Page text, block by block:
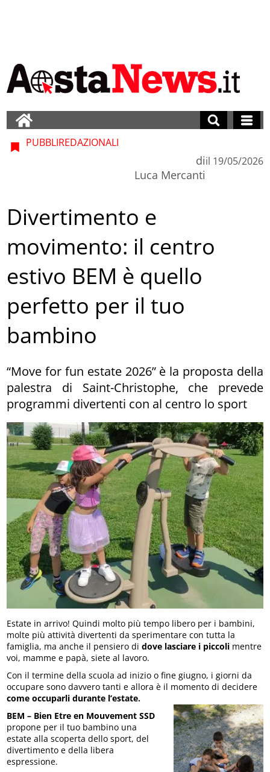
PUBBLIREDAZIONALI
di
Luca Mercanti
il 19/05/2026
Divertimento e
movimento: il centro
estivo BEM è quello
perfetto per il tuo
bambino
“Move for fun estate 2026” è la proposta della
palestra di Saint-Christophe, che prevede
programmi divertenti con al centro lo sport
Estate in arrivo! Quindi molto più tempo libero per i bambini,
molte più attività divertenti da sperimentare con tutta la
famiglia, ma anche il pensiero didove lasciare i piccoli mentre
voi, mamme e papà, siete al lavoro.
Con il termine della scuola ad inizio o fine giugno, i giorni da
occupare sono davvero tanti e allora è il momento di decidere
come occuparli durante l’estate.
BEM – Bien Etre en Mouvement SSD
propone per il tuo bambino una
estate alla scoperta dello sport, del
divertimento e della libera
espressione.